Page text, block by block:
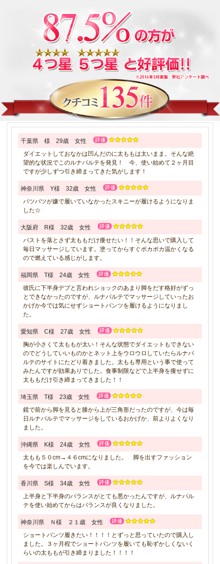
千葉県 様 29歳 女性
ダイエットしておなかは凹んだのに太ももは太いまま。そんな絶
望的な状況でこのルナパルテを発見！ 今、使い始めて２ヶ月目
ですが少しずつ引き締まってきた気がします！
神奈川県 Y様 32歳 女性
パツパツが嫌で履いていなかったスキニーが履けるようになりま
した☆
大阪府 R様 32歳 女性
バストを落とさず太ももだけ痩せたい！！そんな思いで購入して
毎日マッサージしています。塗ってからすぐポカポカ温かくなる
ので燃えている感じがします。
福岡県 T様 24歳 女性
彼氏に下半身デブと言われショックのあまり脚をだす格好がずっ
とできなかったのですが、ルナパルテでマッサージしていったお
かげか今では気にせずショートパンツを履けるようになりまし
た。
愛知県 C様 27歳 女性
胸が小さくて太ももが太い！そんな状態でダイエットもできない
のでどうしていいものかとネット上をウロウロしていたらルナパ
ルテのサイトにたどり着きました。太もも専用という事で使って
みたんですが効果ありでした。食事制限などで上半身を痩せずに
太ももだけ引き締まってきました！！
埼玉県 T様 23歳 女性
鏡で前から脚を見ると膝から上が三角形だったのですが、今は毎
日ルナパルテでマッサージをしているおかげか、前よりよくなり
ました。
沖縄県 K様 24歳 女性
太もも５０cm→４６cmになりました。 脚を出すファッション
を今では楽しんでいます。
香川県 S様 34歳 女性
上半身と下半身のバランスがとても悪かったんですが、ルナパル
テを使い始めてからはバランスが良くなりました。
神奈川県 Ｎ様 ２１歳 女性
ショートパンツ履きたい！！！！とずっと思っていたので購入し
ました。３ヶ月程でショートパンツを履いても恥ずかしくないく
らいの太ももが引き締まりました！！！！